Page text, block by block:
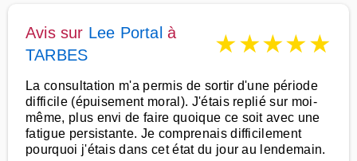
Avis sur Lee Portal à
TARBES
★★★★★
La consultation m'a permis de sortir d'une période
difficile (épuisement moral). J'étais replié sur moi-
même, plus envi de faire quoique ce soit avec une
fatigue persistante. Je comprenais difficilement
pourquoi j'étais dans cet état du jour au lendemain.